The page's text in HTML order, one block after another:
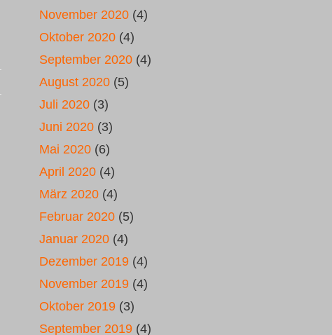
November 2020 (4)
Oktober 2020 (4)
September 2020 (4)
August 2020 (5)
Juli 2020 (3)
Juni 2020 (3)
Mai 2020 (6)
April 2020 (4)
März 2020 (4)
Februar 2020 (5)
Januar 2020 (4)
Dezember 2019 (4)
November 2019 (4)
Oktober 2019 (3)
September 2019 (4)